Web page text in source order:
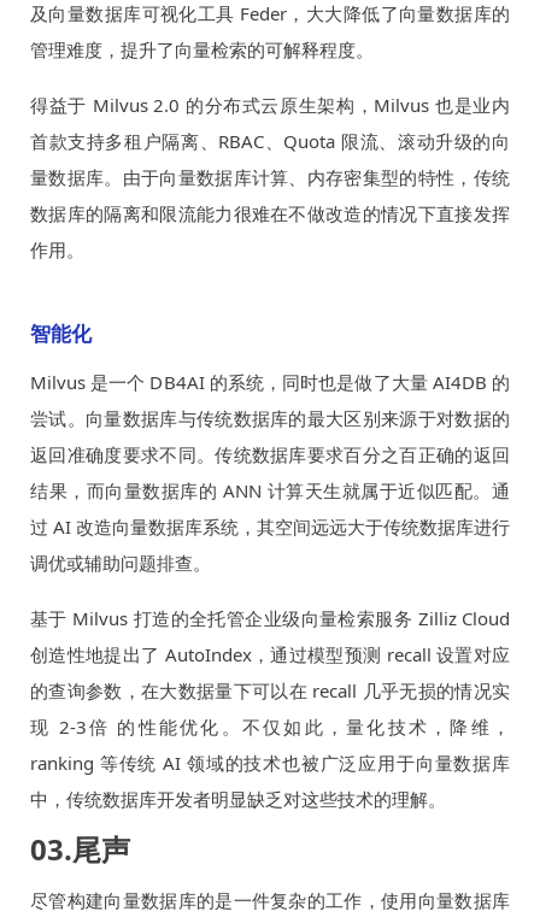
及向量数据库可视化工具 Feder，大大降低了向量数据库的
管理难度，提升了向量检索的可解释程度。
得益于 Milvus 2.0 的分布式云原生架构，Milvus 也是业内
首款支持多租户隔离、RBAC、Quota 限流、滚动升级的向
量数据库。由于向量数据库计算、内存密集型的特性，传统
数据库的隔离和限流能力很难在不做改造的情况下直接发挥
作用。
智能化
Milvus 是一个 DB4AI 的系统，同时也是做了大量 AI4DB 的
尝试。向量数据库与传统数据库的最大区别来源于对数据的
返回准确度要求不同。传统数据库要求百分之百正确的返回
结果，而向量数据库的 ANN 计算天生就属于近似匹配。通
过 AI 改造向量数据库系统，其空间远远大于传统数据库进行
调优或辅助问题排查。
基于 Milvus 打造的全托管企业级向量检索服务 Zilliz Cloud
创造性地提出了 AutoIndex，通过模型预测 recall 设置对应
的查询参数，在大数据量下可以在 recall 几乎无损的情况实
现 2-3倍 的性能优化。不仅如此，量化技术，降维，
ranking 等传统 AI 领域的技术也被广泛应用于向量数据库
中，传统数据库开发者明显缺乏对这些技术的理解。
03.尾声
尽管构建向量数据库的是一件复杂的工作，使用向量数据库